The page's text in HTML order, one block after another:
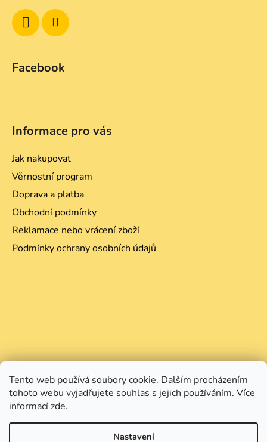
Tento web používá soubory cookie. Dalším procházením
tohoto webu vyjadřujete souhlas s jejich používáním. Více
informací zde.
Nastavení
Facebook
Informace pro vás
Jak nakupovat
Věrnostní program
Doprava a platba
Obchodní podmínky
Reklamace nebo vrácení zboží
Podmínky ochrany osobních údajů